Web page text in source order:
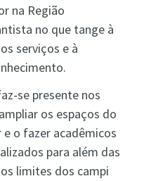
na Região
no que tange à
serviços e à
se presente nos
os espaços do
o fazer acadêmicos
para além das
limites dos campi